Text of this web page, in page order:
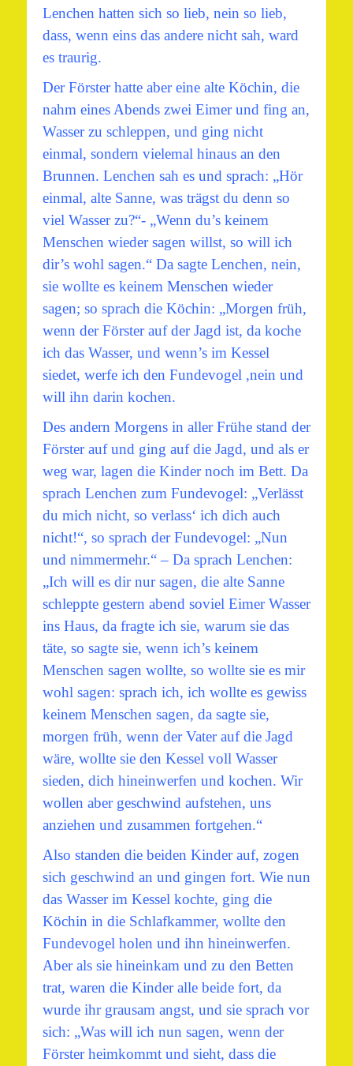
Lenchen hatten sich so lieb, nein so lieb,
dass, wenn eins das andere nicht sah, ward
es traurig.
Der Förster hatte aber eine alte Köchin, die
nahm eines Abends zwei Eimer und fing an,
Wasser zu schleppen, und ging nicht
einmal, sondern vielemal hinaus an den
Brunnen. Lenchen sah es und sprach: „Hör
einmal, alte Sanne, was trägst du denn so
viel Wasser zu?“- „Wenn du’s keinem
Menschen wieder sagen willst, so will ich
dir’s wohl sagen.“ Da sagte Lenchen, nein,
sie wollte es keinem Menschen wieder
sagen; so sprach die Köchin: „Morgen früh,
wenn der Förster auf der Jagd ist, da koche
ich das Wasser, und wenn’s im Kessel
siedet, werfe ich den Fundevogel ,nein und
will ihn darin kochen.
Des andern Morgens in aller Frühe stand der
Förster auf und ging auf die Jagd, und als er
weg war, lagen die Kinder noch im Bett. Da
sprach Lenchen zum Fundevogel: „Verlässt
du mich nicht, so verlass‘ ich dich auch
nicht!“, so sprach der Fundevogel: „Nun
und nimmermehr.“ – Da sprach Lenchen:
„Ich will es dir nur sagen, die alte Sanne
schleppte gestern abend soviel Eimer Wasser
ins Haus, da fragte ich sie, warum sie das
täte, so sagte sie, wenn ich’s keinem
Menschen sagen wollte, so wollte sie es mir
wohl sagen: sprach ich, ich wollte es gewiss
keinem Menschen sagen, da sagte sie,
morgen früh, wenn der Vater auf die Jagd
wäre, wollte sie den Kessel voll Wasser
sieden, dich hineinwerfen und kochen. Wir
wollen aber geschwind aufstehen, uns
anziehen und zusammen fortgehen.“
Also standen die beiden Kinder auf, zogen
sich geschwind an und gingen fort. Wie nun
das Wasser im Kessel kochte, ging die
Köchin in die Schlafkammer, wollte den
Fundevogel holen und ihn hineinwerfen.
Aber als sie hineinkam und zu den Betten
trat, waren die Kinder alle beide fort, da
wurde ihr grausam angst, und sie sprach vor
sich: „Was will ich nun sagen, wenn der
Förster heimkommt und sieht, dass die